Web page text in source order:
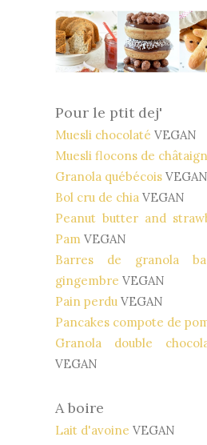
Pour le ptit dej'
Muesli chocolaté VEGAN
Muesli flocons de
Granola québécois VEGAN
Bol cru de chia VEGAN
Peanut butter and
Pam VEGAN
Barres de granola
gingembre VEGAN
Pain perdu VEGAN
Pancakes compote de
Granola double
VEGAN
A boire
Lait d'avoine VEGAN